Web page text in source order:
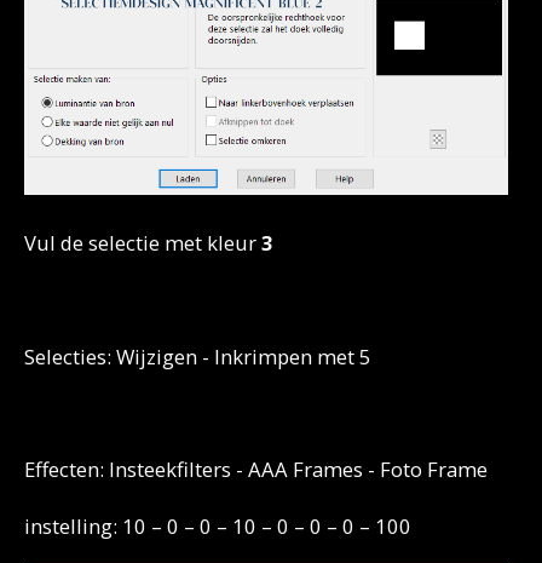
Vul de selectie met kleur3
Selecties: Wijzigen - Inkrimpen met 5
Effecten: Insteekfilters - AAA Frames - Foto Frame
instelling: 10 – 0 – 0 – 10 – 0 – 0 – 0 – 100